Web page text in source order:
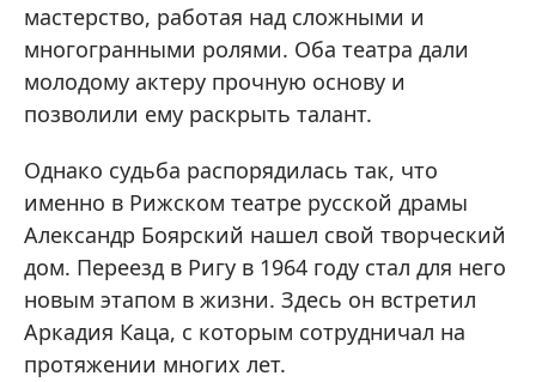
мастерство, работая над сложными и
многогранными ролями. Оба театра дали
молодому актеру прочную основу и
позволили ему раскрыть талант.
Однако судьба распорядилась так, что
именно в Рижском театре русской драмы
Александр Боярский нашел свой творческий
дом. Переезд в Ригу в 1964 году стал для него
новым этапом в жизни. Здесь он встретил
Аркадия Каца, с которым сотрудничал на
протяжении многих лет.